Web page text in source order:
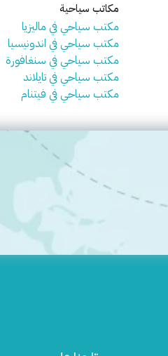
مكاتب سياحية
مكتب سياحي في ماليزيا
مكتب سياحي في اندونيسيا
مكتب سياحي في سنغافورة
مكتب سياحي في تايلاند
مكتب سياحي في فيتنام